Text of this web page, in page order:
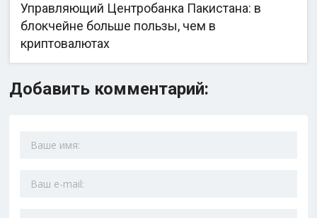
Управляющий Центробанка Пакистана: в
блокчейне больше пользы, чем в
криптовалютах
Добавить комментарий: